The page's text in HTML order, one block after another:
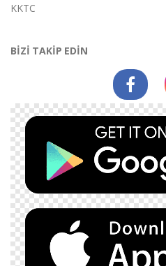
KKTC
BİZİ TAKİP EDİN